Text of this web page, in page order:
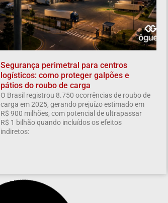
Segurança perimetral para centros
logísticos: como proteger galpões e
pátios do roubo de carga
O Brasil registrou 8.750 ocorrências de roubo de
carga em 2025, gerando prejuízo estimado em
R$ 900 milhões, com potencial de ultrapassar
R$ 1 bilhão quando incluídos os efeitos
indiretos: